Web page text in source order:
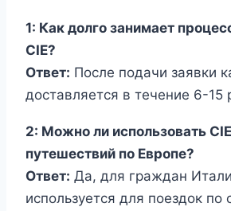
1: Как долго занимает
CIE?
Ответ: После подачи заявки
доставляется в течение 6-15
2: Можно ли использовать
путешествий по Европе?
Ответ: Да, для граждан
используется для поездок по